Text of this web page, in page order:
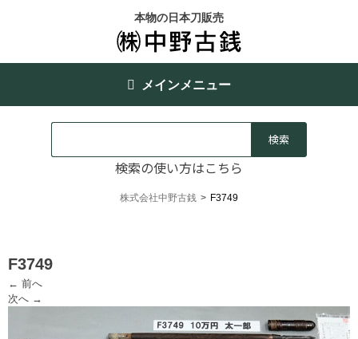
本物の日本刀販売
メインメニュー
検索の使い方はこちら
株式会社中野古銭 > F3749
F3749
← 前へ
次へ →